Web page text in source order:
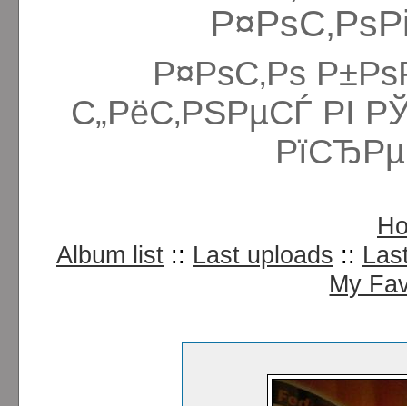
Р¤РѕС‚Рѕ
С„РёС‚РЅРµСЃ РІ
Album list :: Last uploads ::
My